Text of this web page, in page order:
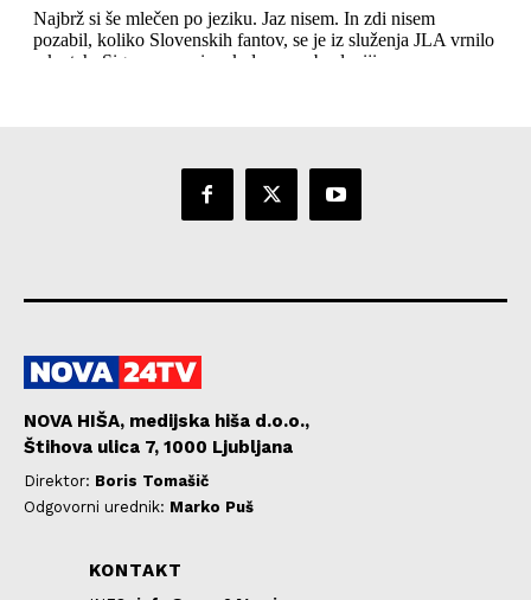
NOVA HIŠA, medijska hiša d.o.o.,
Štihova ulica 7, 1000 Ljubljana
Direktor: Boris Tomašič
Odgovorni urednik: Marko Puš
KONTAKT